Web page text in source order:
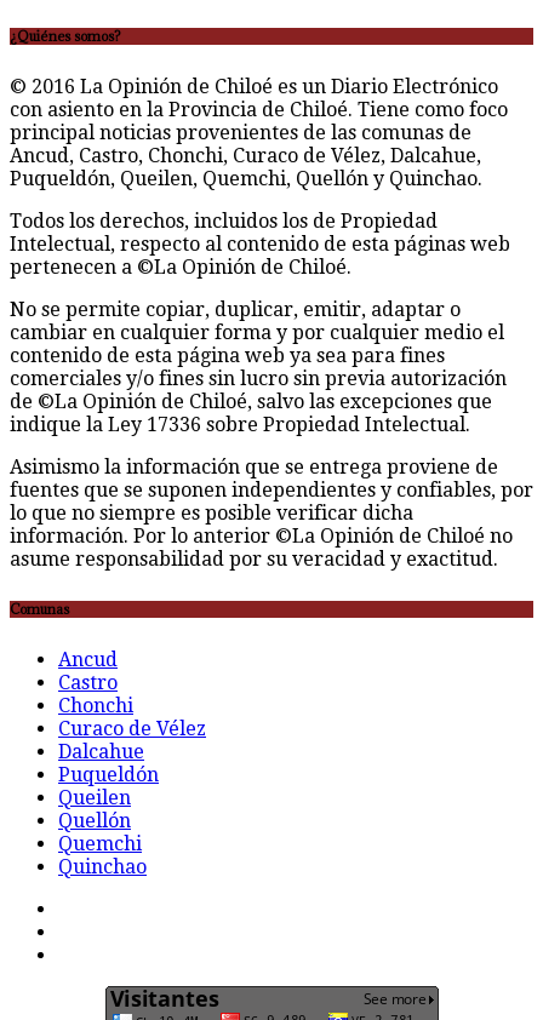
¿Quiénes somos?
© 2016 La Opinión de Chiloé es un Diario Electrónico
con asiento en la Provincia de Chiloé. Tiene como foco
principal noticias provenientes de las comunas de
Ancud, Castro, Chonchi, Curaco de Vélez, Dalcahue,
Puqueldón, Queilen, Quemchi, Quellón y Quinchao.
Todos los derechos, incluidos los de Propiedad
Intelectual, respecto al contenido de esta páginas web
pertenecen a ©La Opinión de Chiloé.
No se permite copiar, duplicar, emitir, adaptar o
cambiar en cualquier forma y por cualquier medio el
contenido de esta página web ya sea para fines
comerciales y/o fines sin lucro sin previa autorización
de ©La Opinión de Chiloé, salvo las excepciones que
indique la Ley 17336 sobre Propiedad Intelectual.
Asimismo la información que se entrega proviene de
fuentes que se suponen independientes y confiables, por
lo que no siempre es posible verificar dicha
información. Por lo anterior ©La Opinión de Chiloé no
asume responsabilidad por su veracidad y exactitud.
Comunas
Ancud
Castro
Chonchi
Curaco de Vélez
Dalcahue
Puqueldón
Queilen
Quellón
Quemchi
Quinchao